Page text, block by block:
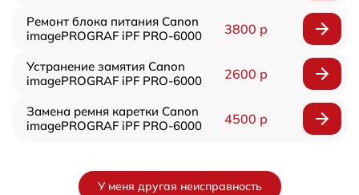
Ремонт блока питания Canon
imagePROGRAF iPF PRO-6000
3800 р
Устранение замятия Canon
imagePROGRAF iPF PRO-6000
2600 р
Замена ремня каретки Canon
imagePROGRAF iPF PRO-6000
4500 р
У меня другая неисправность